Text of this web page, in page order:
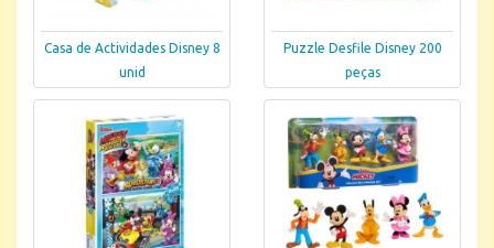
Casa de Actividades Disney 8
unid
Puzzle Desfile Disney 200
peças